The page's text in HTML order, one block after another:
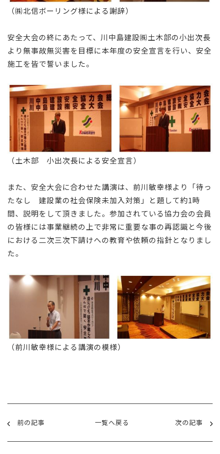
（㈱北信ボーリング様による謝辞）
安全大会の終にあたって、川中島建設㈱土木部の小出次長
より無事故無災害を目標に本年度の安全宣言を行い、安全
施工を皆で誓いました。
（土木部 小出次長による安全宣言）
また、安全大会に合わせた講演は、前川敏幸様より「待っ
たなし 建設業の社会保険未加入対策」と題して約1時
間、説明をして頂きました。参加されている協力会の会員
の皆様には事業継続の上で非常に重要な事の再認識と今後
における二次三次下請けへの教育や依頼の指針となりまし
た。
（前川敏幸様による講演の模様）
前の記事 一覧へ戻る 次の記事